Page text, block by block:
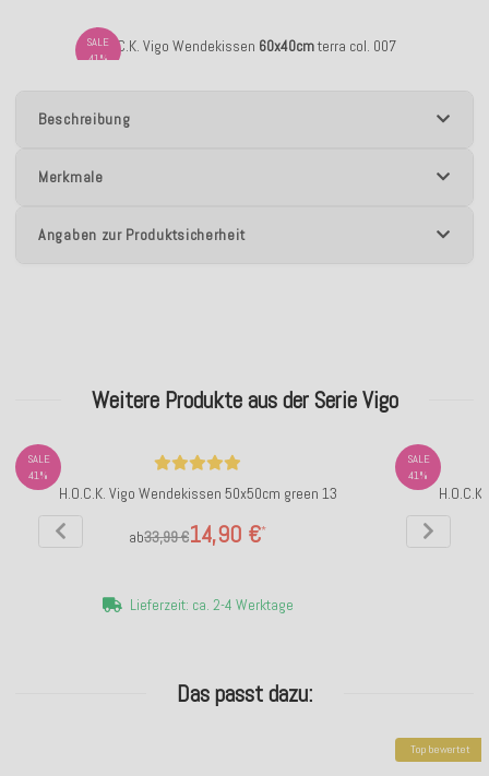
SALE
41%
H.O.C.K. Vigo Wendekissen 60x40cmterra col. 007
Beschreibung
Merkmale
Angaben zur Produktsicherheit
Weitere Produkte aus der Serie Vigo
SALE
41%
H.O.C.K. Vigo Wendekissen 50x50cm green 13
ab 14,90 €*
33,99 €
Lieferzeit: ca. 2-4 Werktage
SALE
41%
Das passt dazu:
Top bewertet